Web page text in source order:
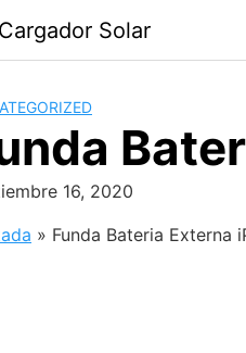
Solar
16, 2020
» Funda Bateria Externa